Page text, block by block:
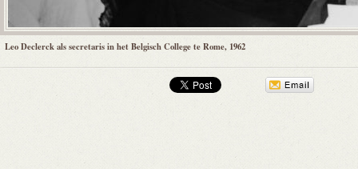
Leo Declerck als secretaris in het Belgisch College te Rome, 1962